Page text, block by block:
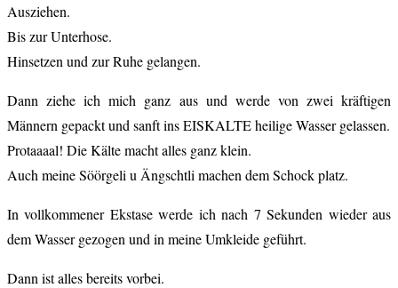
Ausziehen.
Bis zur Unterhose.
Hinsetzen und zur Ruhe gelangen.
Dann ziehe ich mich ganz aus und werde von zwei kräftigen
Männern gepackt und sanft ins EISKALTE heilige Wasser gelassen.
Protaaaal! Die Kälte macht alles ganz klein.
Auch meine Söörgeli u Ängschtli machen dem Schock platz.
In vollkommener Ekstase werde ich nach 7 Sekunden wieder aus
dem Wasser gezogen und in meine Umkleide geführt.
Dann ist alles bereits vorbei.